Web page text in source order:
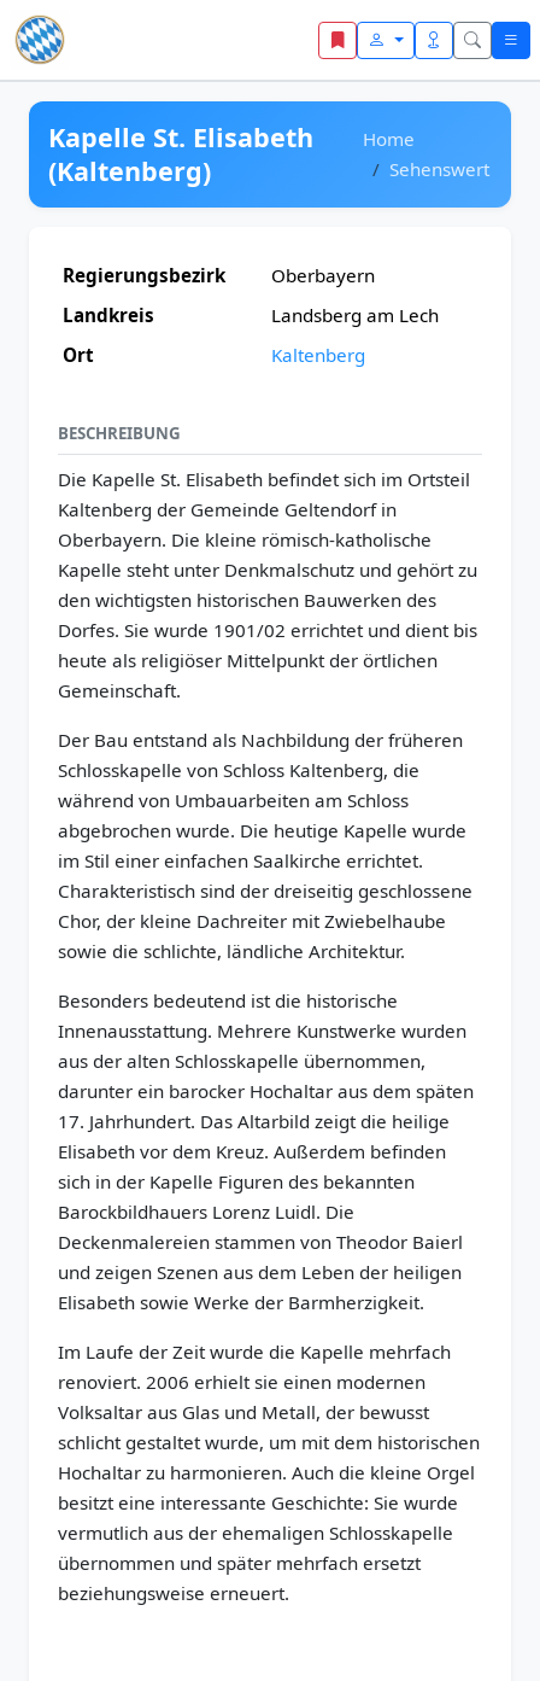
Zum Inhalt springen
Kapelle St. Elisabeth
(Kaltenberg)
Home
Sehenswert
Regierungsbezirk
Oberbayern
Landkreis
Landsberg am Lech
Ort
Kaltenberg
BESCHREIBUNG
Die Kapelle St. Elisabeth befindet sich im Ortsteil
Kaltenberg der Gemeinde Geltendorf in
Oberbayern. Die kleine römisch-katholische
Kapelle steht unter Denkmalschutz und gehört zu
den wichtigsten historischen Bauwerken des
Dorfes. Sie wurde 1901/02 errichtet und dient bis
heute als religiöser Mittelpunkt der örtlichen
Gemeinschaft.
Der Bau entstand als Nachbildung der früheren
Schlosskapelle von Schloss Kaltenberg, die
während von Umbauarbeiten am Schloss
abgebrochen wurde. Die heutige Kapelle wurde
im Stil einer einfachen Saalkirche errichtet.
Charakteristisch sind der dreiseitig geschlossene
Chor, der kleine Dachreiter mit Zwiebelhaube
sowie die schlichte, ländliche Architektur.
Besonders bedeutend ist die historische
Innenausstattung. Mehrere Kunstwerke wurden
aus der alten Schlosskapelle übernommen,
darunter ein barocker Hochaltar aus dem späten
17. Jahrhundert. Das Altarbild zeigt die heilige
Elisabeth vor dem Kreuz. Außerdem befinden
sich in der Kapelle Figuren des bekannten
Barockbildhauers Lorenz Luidl. Die
Deckenmalereien stammen von Theodor Baierl
und zeigen Szenen aus dem Leben der heiligen
Elisabeth sowie Werke der Barmherzigkeit.
Im Laufe der Zeit wurde die Kapelle mehrfach
renoviert. 2006 erhielt sie einen modernen
Volksaltar aus Glas und Metall, der bewusst
schlicht gestaltet wurde, um mit dem historischen
Hochaltar zu harmonieren. Auch die kleine Orgel
besitzt eine interessante Geschichte: Sie wurde
vermutlich aus der ehemaligen Schlosskapelle
übernommen und später mehrfach ersetzt
beziehungsweise erneuert.